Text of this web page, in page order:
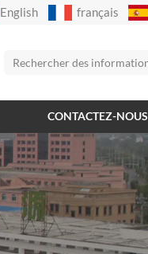
English français
CONTACTEZ-NOUS